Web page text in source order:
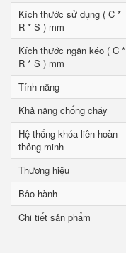
Kích thước sử dụng ( C *
R * S ) mm
Kích thước ngăn kéo ( C *
R * S ) mm
Tính năng
Khả năng chống cháy
Hệ thống khóa liên hoàn
thông minh
Thương hiệu
Bảo hành
Chi tiết sản phẩm